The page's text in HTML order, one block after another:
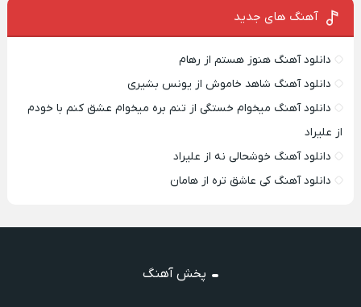
آهنگ های جدید
دانلود آهنگ هنوز هستم از رهام
دانلود آهنگ شاهد خاموش از یونس بشیری
دانلود آهنگ میخوام خستگی از تنم بره میخوام عشق کنم با خودم
از علیراد
دانلود آهنگ خوشحالی نه از علیراد
دانلود آهنگ کی عاشق تره از هامان
پخش آهنگ